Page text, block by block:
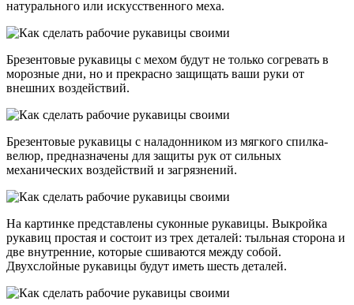
натурального или искусственного меха.
Брезентовые рукавицы с мехом будут не только согревать в
морозные дни, но и прекрасно защищать ваши руки от
внешних воздействий.
Брезентовые рукавицы с наладонником из мягкого спилка-
велюр, предназначены для защиты рук от сильных
механических воздействий и загрязнений.
На картинке представлены суконные рукавицы. Выкройка
рукавиц простая и состоит из трех деталей: тыльная сторона и
две внутренние, которые сшиваются между собой.
Двухслойные рукавицы будут иметь шесть деталей.